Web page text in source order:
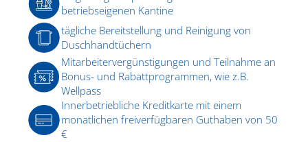
betriebseigenen Kantine
tägliche Bereitstellung und Reinigung von
Duschhandtüchern
Mitarbeitervergünstigungen und Teilnahme an
Bonus- und Rabattprogrammen, wie z.B.
Wellpass
Innerbetriebliche Kreditkarte mit einem
monatlichen freiverfügbaren Guthaben von 50
€